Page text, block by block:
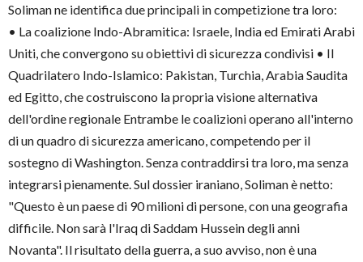
Soliman ne identifica due principali in competizione tra loro:
• La coalizione Indo-Abramitica: Israele, India ed Emirati Arabi
Uniti, che convergono su obiettivi di sicurezza condivisi • Il
Quadrilatero Indo-Islamico: Pakistan, Turchia, Arabia Saudita
ed Egitto, che costruiscono la propria visione alternativa
dell'ordine regionale Entrambe le coalizioni operano all'interno
di un quadro di sicurezza americano, competendo per il
sostegno di Washington. Senza contraddirsi tra loro, ma senza
integrarsi pienamente. Sul dossier iraniano, Soliman è netto:
"Questo è un paese di 90 milioni di persone, con una geografia
difficile. Non sarà l'Iraq di Saddam Hussein degli anni
Novanta". Il risultato della guerra, a suo avviso, non è una